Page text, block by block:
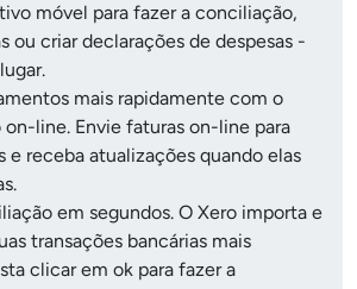
móvel para fazer a conciliação,
ou criar declarações de despesas -
mais rapidamente com o
line. Envie faturas on-line para
e receba atualizações quando elas
em segundos. O Xero importa e
transações bancárias mais
clicar em ok para fazer a